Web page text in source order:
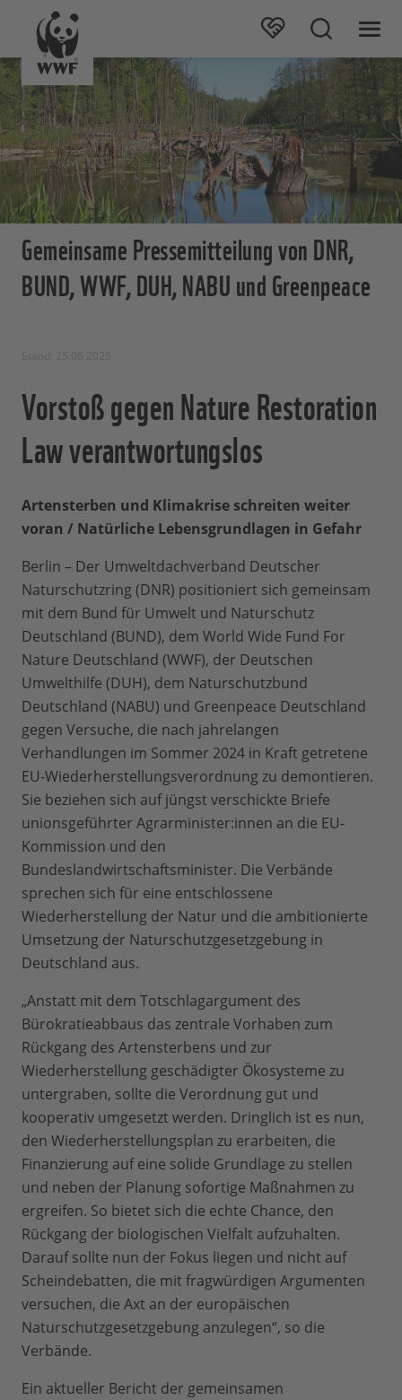
Gemeinsame Pressemitteilung von DNR,
BUND, WWF, DUH, NABU und Greenpeace
Vorstoß gegen Nature Restoration
Law verantwortungslos
Artensterben und Klimakrise schreiten weiter
voran / Natürliche Lebensgrundlagen in Gefahr
Berlin – Der Umweltdachverband Deutscher
Naturschutzring (DNR) positioniert sich gemeinsam
mit dem Bund für Umwelt und Naturschutz
Deutschland (BUND), dem World Wide Fund For
Nature Deutschland (WWF), der Deutschen
Umwelthilfe (DUH), dem Naturschutzbund
Deutschland (NABU) und Greenpeace Deutschland
gegen Versuche, die nach jahrelangen
Verhandlungen im Sommer 2024 in Kraft getretene
EU-Wiederherstellungsverordnung zu demontieren.
Sie beziehen sich auf jüngst verschickte Briefe
unionsgeführter Agrarminister:innen an die EU-
Kommission und den
Bundeslandwirtschaftsminister. Die Verbände
sprechen sich für eine entschlossene
Wiederherstellung der Natur und die ambitionierte
Umsetzung der Naturschutzgesetzgebung in
Deutschland aus.
„Anstatt mit dem Totschlagargument des
Bürokratieabbaus das zentrale Vorhaben zum
Rückgang des Artensterbens und zur
Wiederherstellung geschädigter Ökosysteme zu
untergraben, sollte die Verordnung gut und
kooperativ umgesetzt werden. Dringlich ist es nun,
den Wiederherstellungsplan zu erarbeiten, die
Finanzierung auf eine solide Grundlage zu stellen
und neben der Planung sofortige Maßnahmen zu
ergreifen. So bietet sich die echte Chance, den
Rückgang der biologischen Vielfalt aufzuhalten.
Darauf sollte nun der Fokus liegen und nicht auf
Scheindebatten, die mit fragwürdigen Argumenten
versuchen, die Axt an der europäischen
Naturschutzgesetzgebung anzulegen“, so die
Verbände.
Ein aktueller Bericht der gemeinsamen